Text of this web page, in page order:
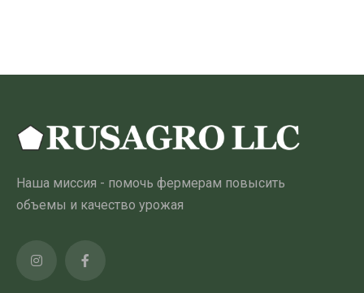
Наша миссия - помочь фермерам повысить
объемы и качество урожая